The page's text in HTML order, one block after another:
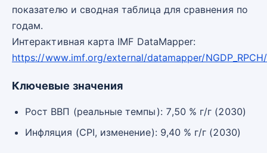
показателю и сводная таблица для сравнения по
годам.
Интерактивная карта IMF DataMapper:
https://www.imf.org/external/datamapper/
Ключевые значения
Рост ВВП (реальные темпы): 7,50 % г/г (2030)
Инфляция (CPI, изменение): 9,40 % г/г (2030)